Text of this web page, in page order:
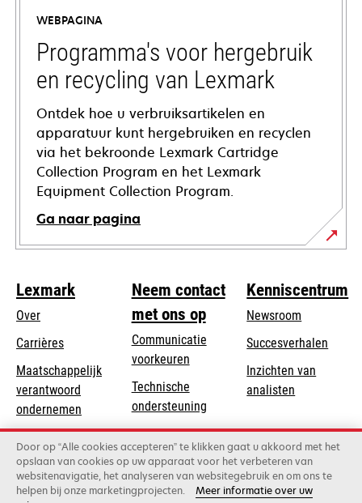
new
tab
WEBPAGINA
Programma's voor hergebruik
en recycling van Lexmark
Ontdek hoe u verbruiksartikelen en
apparatuur kunt hergebruiken en recyclen
via het bekroonde Lexmark Cartridge
Collection Program en het Lexmark
Equipment Collection Program.
Ga naar pagina
Lexmark
Over
Carrières
Maatschappelijk
verantwoord
ondernemen
in
a
new
tab
Duurzaamheid
Lexmark Partners
Neem contact
met ons op
Communicatie
voorkeuren
Technische
ondersteuningopens
in
a
new
tab
Product registratie
Vind een dealer
Kenniscentrum
Newsroom
Succesverhalen
Inzichten van
analisten
Door op “Alle cookies accepteren” te klikken gaat u akkoord met het
opslaan van cookies op uw apparaat voor het verbeteren van
websitenavigatie, het analyseren van websitegebruik en om ons te
helpen bij onze marketingprojecten.
Meer informatie over uw